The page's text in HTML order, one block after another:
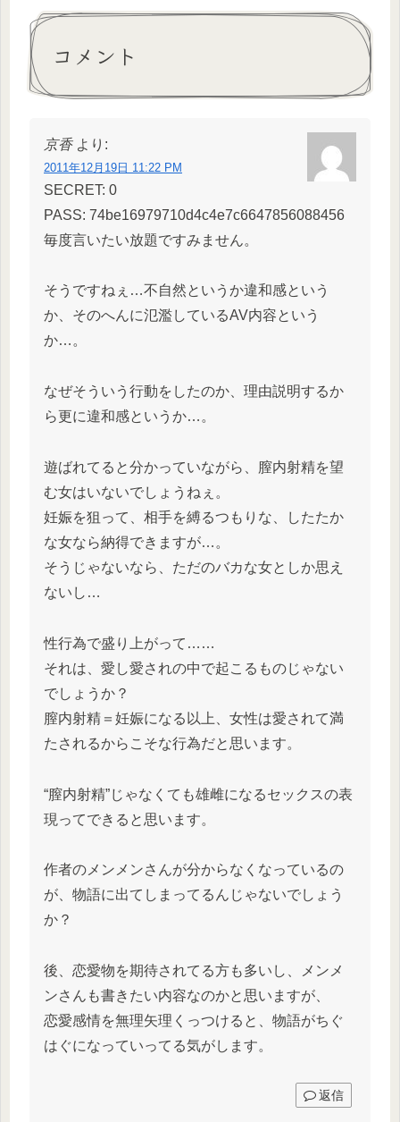
コメント
京香 より:
2011年12月19日 11:22 PM
SECRET: 0
PASS: 74be16979710d4c4e7c6647856088456
毎度言いたい放題ですみません。
そうですねぇ…不自然というか違和感という
か、そのへんに氾濫しているAV内容という
か…。
なぜそういう行動をしたのか、理由説明するか
ら更に違和感というか…。
遊ばれてると分かっていながら、膣内射精を望
む女はいないでしょうねぇ。
妊娠を狙って、相手を縛るつもりな、したたか
な女なら納得できますが…。
そうじゃないなら、ただのバカな女としか思え
ないし…
性行為で盛り上がって……
それは、愛し愛されの中で起こるものじゃない
でしょうか？
膣内射精＝妊娠になる以上、女性は愛されて満
たされるからこそな行為だと思います。
“膣内射精”じゃなくても雄雌になるセックスの表
現ってできると思います。
作者のメンメンさんが分からなくなっているの
が、物語に出てしまってるんじゃないでしょう
か？
後、恋愛物を期待されてる方も多いし、メンメ
ンさんも書きたい内容なのかと思いますが、
恋愛感情を無理矢理くっつけると、物語がちぐ
はぐになっていってる気がします。
返信